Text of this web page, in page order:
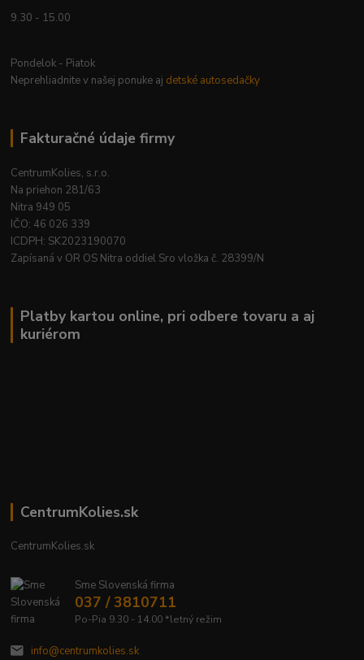
9.30 - 15.00
Pondelok - Piatok
Neprehliadnite v našej ponuke aj detské autosedačky
Fakturačné údaje firmy
CentrumKolies, s.r.o.
Na priehon 281/63
Nitra 949 05
IČO: 46 026 339
ICDPH: SK2023190070
Zapísaná v OR OS Nitra oddiel Sro vložka č. 28399/N
Platby kartou online, pri odbere tovaru a aj
kuriérom
CentrumKolies.sk
CentrumKolies.sk
Sme Slovenská firma
037 / 3810711
Po-Pia 9.30 - 14.00 *letný režim
info@centrumkolies.sk